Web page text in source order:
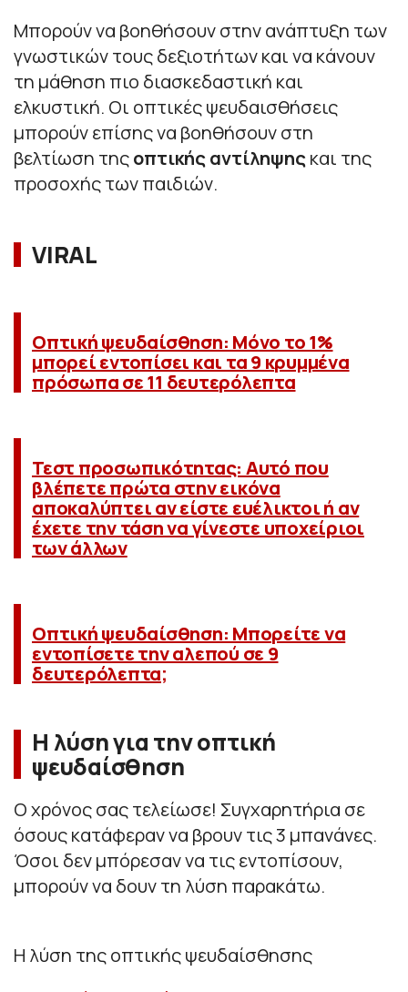
Μπορούν να βοηθήσουν στην ανάπτυξη των
γνωστικών τους δεξιοτήτων και να κάνουν
τη μάθηση πιο διασκεδαστική και
ελκυστική. Οι οπτικές ψευδαισθήσεις
μπορούν επίσης να βοηθήσουν στη
βελτίωση τηςοπτικής αντίληψηςκαι της
προσοχής των παιδιών.
VIRAL
Οπτική ψευδαίσθηση: Μόνο το 1%
μπορεί εντοπίσει και τα 9 κρυμμένα
πρόσωπα σε 11 δευτερόλεπτα
Τεστ προσωπικότητας: Αυτό που
βλέπετε πρώτα στην εικόνα
αποκαλύπτει αν είστε ευέλικτοι ή αν
έχετε την τάση να γίνεστε υποχείριοι
των άλλων
Οπτική ψευδαίσθηση: Μπορείτε να
εντοπίσετε την αλεπού σε 9
δευτερόλεπτα;
Η λύση για την οπτική
ψευδαίσθηση
Ο χρόνος σας τελείωσε! Συγχαρητήρια σε
όσους κατάφεραν να βρουν τις 3 μπανάνες.
Όσοι δεν μπόρεσαν να τις εντοπίσουν,
μπορούν να δουν τη λύση παρακάτω.
Η λύση της οπτικής ψευδαίσθησης